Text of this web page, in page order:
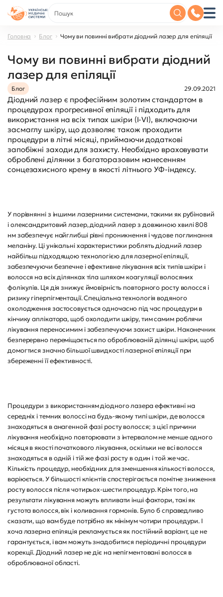
Головна Блог Чому ви повинні вибрати діодний лазер для епіляції
Чому ви повинні вибрати діодний
лазер для епіляції
Блог 29.09.2021
Діодний лазер є професійним золотим стандартом в
процедурах прогресивної епіляції і підходить для
використання на всіх типах шкіри (I-VI), включаючи
засмаглу шкіру, що дозволяє також проходити
процедури в літні місяці, приймаючи додаткові
запобіжні заходи для захисту. Необхідно враховувати
оброблені ділянки з багаторазовим нанесенням
сонцезахисного крему в якості літнього УФ-індексу.
У порівнянні з іншими лазерними системами, такими як рубіновий
і олександритовий лазер, діодний лазер з довжиною хвилі 808
нм забезпечує найглибші рівні проникнення і чудове поглинання
меланіну. Ці унікальні характеристики роблять діодний лазер
найбільш підходящою технологією для лазерної епіляції,
забезпечуючи безпечне і ефективне лікування всіх типів шкіри і
волосся на всіх ділянках тіла шляхом коагуляції волосяних
фолікулів. Ця дія знижує ймовірність повторного росту волосся і
ризику гіперпігментації. Спеціальна технологія водяного
охолодження застосовується одночасно під час процедури в
кінчику аплікатора, щоб охолодити шкіру, тим самим роблячи
лікування переносимим і забезпечуючи захист шкіри. Наконечник
безперервно переміщається по оброблюваній ділянці шкіри, щоб
домогтися значно більшої швидкості лазерної епіляції при
збереженні її ефективності.
Процедури з використанням діодного лазера ефективні на
середніх і темних волоссі на будь-якому типі шкіри, де волосся
знаходяться в анагенной фазі росту волосся; з цієї причини
лікування необхідно повторювати з інтервалом не менше одного
місяця в якості початкового лікування, оскільки не всі волосся
знаходяться в одній і тій же фазі росту в один і той же час.
Кількість процедур, необхідних для зменшення кількості волосся,
варіюється. У більшості клієнтів спостерігається помітне зниження
росту волосся після чотирьох-шести процедур. Крім того, на
результати лікування можуть впливати інші фактори, такі як
густота волосся, вік і коливання гормонів. Було б справедливо
сказати, що вам буде потрібно як мінімум чотири процедури. І
хоча лазерна епіляція рекламується як постійний варіант, це не
гарантується, і вам можуть знадобитися періодичні процедури
корекції. Діодний лазер не діє на непігментовані волосся в
оброблюваної області.